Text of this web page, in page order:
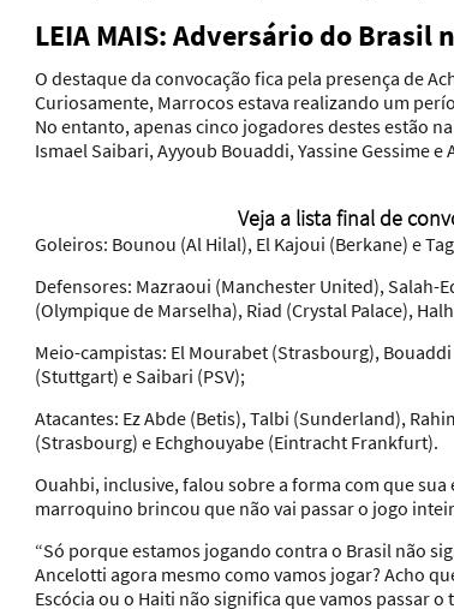
LEIA MAIS: Adversário do Brasil
O destaque da convocação fica pela presença de
Curiosamente, Marrocos estava realizando um
No entanto, apenas cinco jogadores destes estão
Ismael Saibari, Ayyoub Bouaddi, Yassine Gessime e
Veja a lista final de
Goleiros: Bounou (Al Hilal), El Kajoui (Berkane) e
Defensores: Mazraoui (Manchester United), Salah-
(Olympique de Marselha), Riad (Crystal Palace),
Meio-campistas: El Mourabet (Strasbourg),
(Stuttgart) e Saibari (PSV);
Atacantes: Ez Abde (Betis), Talbi (Sunderland),
(Strasbourg) e Echghouyabe (Eintracht Frankfurt).
Ouahbi, inclusive, falou sobre a forma com que
marroquino brincou que não vai passar o jogo
“Só porque estamos jogando contra o Brasil não
Ancelotti agora mesmo como vamos jogar? Acho
Escócia ou o Haiti não significa que vamos passar